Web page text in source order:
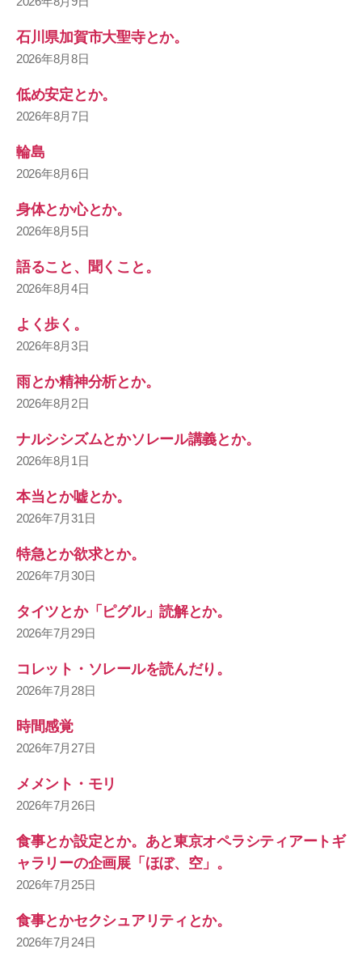
石川県加賀市大聖寺とか。
2026年8月8日
低め安定とか。
2026年8月7日
輪島
2026年8月6日
身体とか心とか。
2026年8月5日
語ること、聞くこと。
2026年8月4日
よく歩く。
2026年8月3日
雨とか精神分析とか。
2026年8月2日
ナルシシズムとかソレール講義とか。
2026年8月1日
本当とか嘘とか。
2026年7月31日
特急とか欲求とか。
2026年7月30日
タイツとか「ピグル」読解とか。
2026年7月29日
コレット・ソレールを読んだり。
2026年7月28日
時間感覚
2026年7月27日
メメント・モリ
2026年7月26日
食事とか設定とか。あと東京オペラシティアートギ
ャラリーの企画展「ほぼ、空」。
2026年7月25日
食事とかセクシュアリティとか。
2026年7月24日